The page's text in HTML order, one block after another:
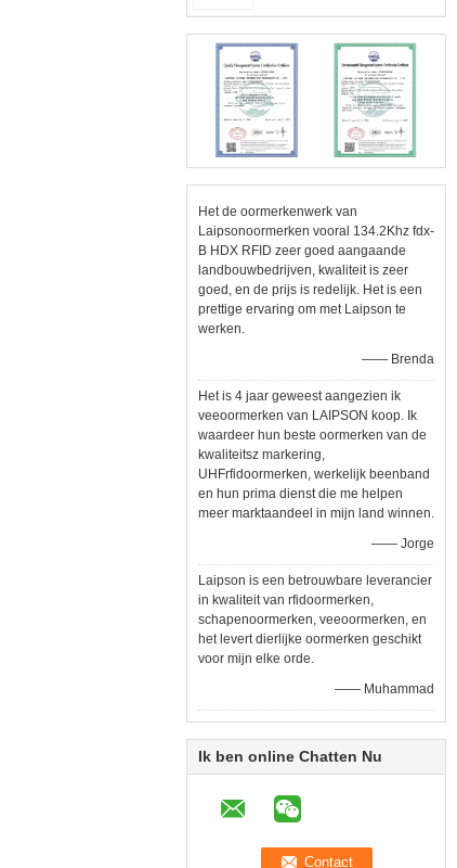
Het de oormerkenwerk van
Laipsonoormerken vooral 134.2Khz fdx-
B HDX RFID zeer goed aangaande
landbouwbedrijven, kwaliteit is zeer
goed, en de prijs is redelijk. Het is een
prettige ervaring om met Laipson te
werken.
—— Brenda
Het is 4 jaar geweest aangezien ik
veeoormerken van LAIPSON koop. Ik
waardeer hun beste oormerken van de
kwaliteitsz markering,
UHFrfidoormerken, werkelijk beenband
en hun prima dienst die me helpen
meer marktaandeel in mijn land winnen.
—— Jorge
Laipson is een betrouwbare leverancier
in kwaliteit van rfidoormerken,
schapenoormerken, veeoormerken, en
het levert dierlijke oormerken geschikt
voor mijn elke orde.
—— Muhammad
Ik ben online Chatten Nu